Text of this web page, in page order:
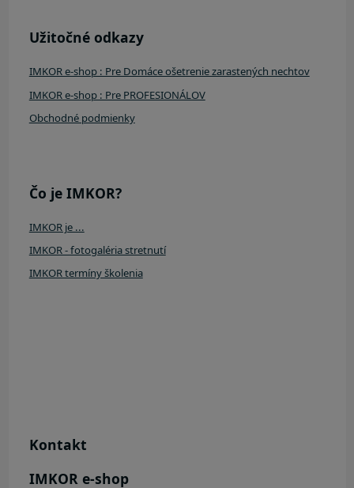
Užitočné odkazy
IMKOR e-shop : Pre Domáce ošetrenie zarastených nechtov
IMKOR e-shop : Pre PROFESIONÁLOV
Obchodné podmienky
Čo je IMKOR?
IMKOR je ...
IMKOR - fotogaléria stretnutí
IMKOR termíny školenia
Kontakt
IMKOR e-shop